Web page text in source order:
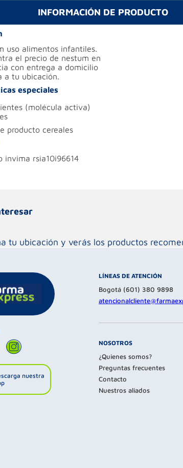
INFORMACIÓN DE PRODUCTO
el precio de nestum en
con entrega a domicilio
a tu ubicación.
especiales
(molécula activa)
producto cereales
invima rsia10i96614
tu ubicación y verás los productos
nuestra
LÍNEAS DE ATENCIÓN
Bogotá (601) 380 9898
NOSOTROS
¿Quienes somos?
Preguntas frecuentes
Contacto
Nuestros aliados